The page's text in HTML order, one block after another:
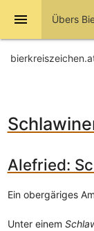
menu Übers
Alefried:
Ein obergäriges
Unter einem